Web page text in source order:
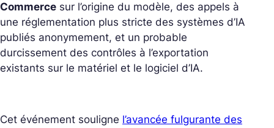
Commerce sur l’origine du modèle, des appels à
une réglementation plus stricte des systèmes d’IA
publiés anonymement, et un probable
durcissement des contrôles à l’exportation
existants sur le matériel et le logiciel d’IA.
Cet événement souligne l’avancée fulgurante des